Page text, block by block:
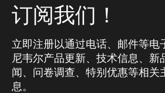
订阅我们！
立即注册以通过电话、邮件等电
尼韦尔产品更新、技术信息、新
闻、问卷调查、特别优惠等相关
息。